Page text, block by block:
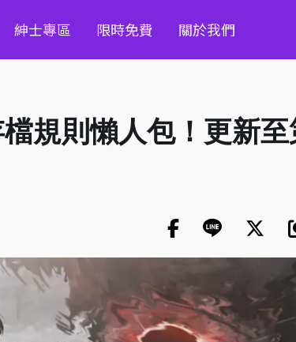
紳士專區 限時免費 關於我們
規則懶人包！更新